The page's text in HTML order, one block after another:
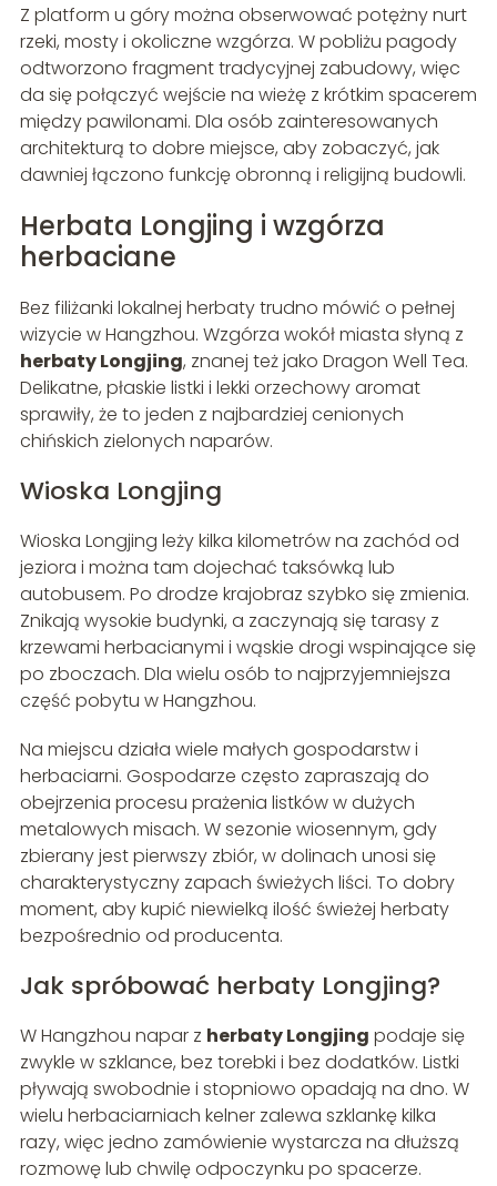
Z platform u góry można obserwować potężny nurt
rzeki, mosty i okoliczne wzgórza. W pobliżu pagody
odtworzono fragment tradycyjnej zabudowy, więc
da się połączyć wejście na wieżę z krótkim spacerem
między pawilonami. Dla osób zainteresowanych
architekturą to dobre miejsce, aby zobaczyć, jak
dawniej łączono funkcję obronną i religijną budowli.
Herbata Longjing i wzgórza
herbaciane
Bez filiżanki lokalnej herbaty trudno mówić o pełnej
wizycie w Hangzhou. Wzgórza wokół miasta słyną z
herbaty Longjing, znanej też jako Dragon Well Tea.
Delikatne, płaskie listki i lekki orzechowy aromat
sprawiły, że to jeden z najbardziej cenionych
chińskich zielonych naparów.
Wioska Longjing
Wioska Longjing leży kilka kilometrów na zachód od
jeziora i można tam dojechać taksówką lub
autobusem. Po drodze krajobraz szybko się zmienia.
Znikają wysokie budynki, a zaczynają się tarasy z
krzewami herbacianymi i wąskie drogi wspinające się
po zboczach. Dla wielu osób to najprzyjemniejsza
część pobytu w Hangzhou.
Na miejscu działa wiele małych gospodarstw i
herbaciarni. Gospodarze często zapraszają do
obejrzenia procesu prażenia listków w dużych
metalowych misach. W sezonie wiosennym, gdy
zbierany jest pierwszy zbiór, w dolinach unosi się
charakterystyczny zapach świeżych liści. To dobry
moment, aby kupić niewielką ilość świeżej herbaty
bezpośrednio od producenta.
Jak spróbować herbaty Longjing?
W Hangzhou napar z herbaty Longjing podaje się
zwykle w szklance, bez torebki i bez dodatków. Listki
pływają swobodnie i stopniowo opadają na dno. W
wielu herbaciarniach kelner zalewa szklankę kilka
razy, więc jedno zamówienie wystarcza na dłuższą
rozmowę lub chwilę odpoczynku po spacerze.